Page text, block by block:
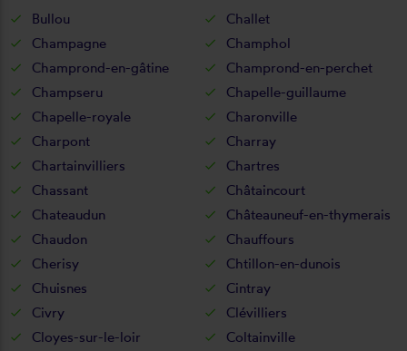
Bullou
Challet
Champagne
Champhol
Champrond-en-gâtine
Champrond-en-perchet
Champseru
Chapelle-guillaume
Chapelle-royale
Charonville
Charpont
Charray
Chartainvilliers
Chartres
Chassant
Châtaincourt
Chateaudun
Châteauneuf-en-thymerais
Chaudon
Chauffours
Cherisy
Chtillon-en-dunois
Chuisnes
Cintray
Civry
Clévilliers
Cloyes-sur-le-loir
Coltainville